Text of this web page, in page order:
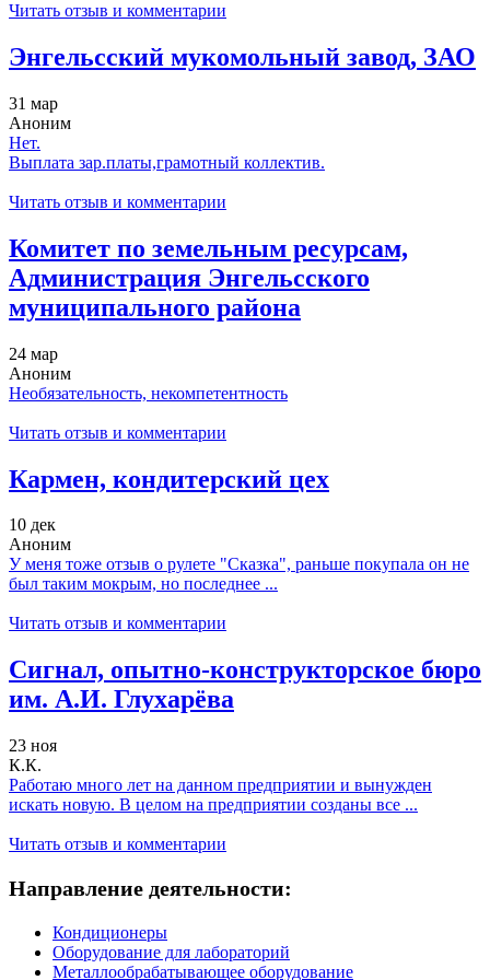
Читать отзыв и комментарии
Энгельсский мукомольный завод, ЗАО
31 мар
Аноним
Нет.
Выплата зар.платы,грамотный коллектив.
Читать отзыв и комментарии
Комитет по земельным ресурсам,
Администрация Энгельсского
муниципального района
24 мар
Аноним
Необязательность, некомпетентность
Читать отзыв и комментарии
Кармен, кондитерский цех
10 дек
Аноним
У меня тоже отзыв о рулете "Сказка", раньше покупала он не
был таким мокрым, но последнее ...
Читать отзыв и комментарии
Сигнал, опытно-конструкторское бюро
им. А.И. Глухарёва
23 ноя
К.К.
Работаю много лет на данном предприятии и вынужден
искать новую. В целом на предприятии созданы все ...
Читать отзыв и комментарии
Направление деятельности:
Кондиционеры
Оборудование для лабораторий
Металлообрабатывающее оборудование